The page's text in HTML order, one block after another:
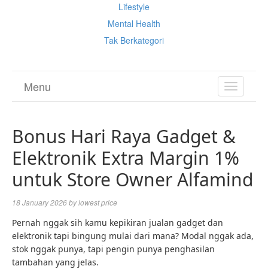
Lifestyle
Mental Health
Tak Berkategori
TOGGLE
Menu
Bonus Hari Raya Gadget &
Elektronik Extra Margin 1%
untuk Store Owner Alfamind
18 January 2026bylowest price
Pernah nggak sih kamu kepikiran jualan gadget dan
elektronik tapi bingung mulai dari mana? Modal nggak ada,
stok nggak punya, tapi pengin punya penghasilan
tambahan yang jelas.